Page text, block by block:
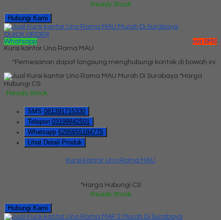
Ready Stock
Hubungi Kami
QUICK ORDER
Whatsapp
via SMS
Kursi kantor Uno Roma MAU
*Pemesanan dapat langsung menghubungi kontak di bawah ini:
*Harga
Hubungi CS
Ready Stock
SMS 081391715330
Telepon 03199842501
Whatsapp 6285655184775
Lihat Detail Produk
Kursi kantor Uno Roma MAU
*Harga Hubungi CS
Ready Stock
Hubungi Kami